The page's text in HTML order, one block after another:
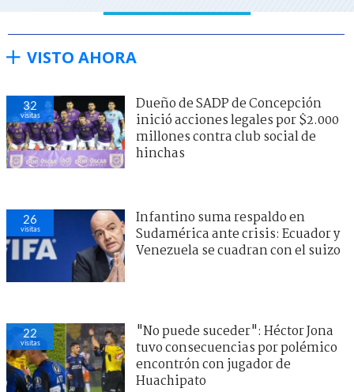
VISTO AHORA
32
visitas
Dueño de SADP de Concepción
inició acciones legales por $2.000
millones contra club social de
hinchas
26
visitas
Infantino suma respaldo en
Sudamérica ante crisis: Ecuador y
Venezuela se cuadran con el suizo
22
visitas
"No puede suceder": Héctor Jona
tuvo consecuencias por polémico
encontrón con jugador de
Huachipato